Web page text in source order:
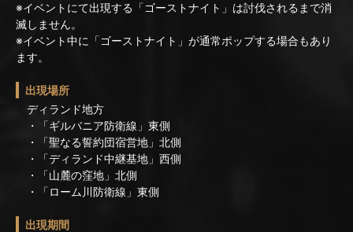
※イベントにて出現する「ゴーストナイト」は討伐されるまで消
滅しません。
※イベント中に「ゴーストナイト」が通常ポップする場合もあり
ます。
出現場所
ディランド地方
・「ギルバニア防衛線」東側
・「聖なる誓約団宿営地」北側
・「ディランド中継基地」西側
・「山麓の窪地」北側
・「ローム川防衛線」東側
出現期間